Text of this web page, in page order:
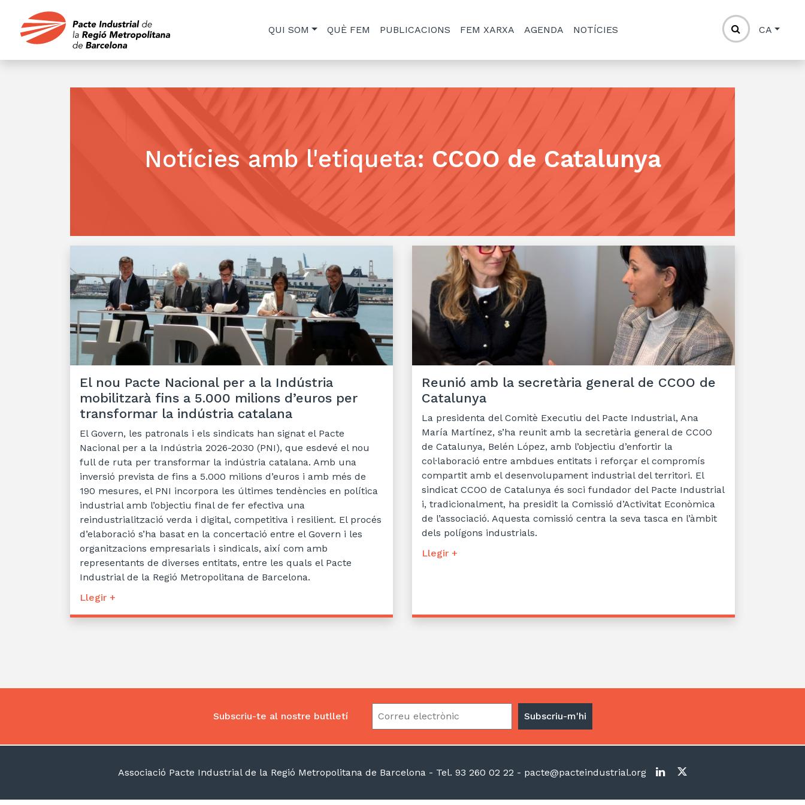
QUI SOM QUÈ FEM PUBLICACIONS FEM XARXA AGENDA NOTÍCIES CA
Notícies amb l'etiqueta: CCOO de Catalunya
El nou Pacte Nacional per a la Indústria
mobilitzarà fins a 5.000 milions d’euros per
transformar la indústria catalana
El Govern, les patronals i els sindicats han signat el Pacte
Nacional per a la Indústria 2026-2030 (PNI), que esdevé el nou
full de ruta per transformar la indústria catalana. Amb una
inversió prevista de fins a 5.000 milions d’euros i amb més de
190 mesures, el PNI incorpora les últimes tendències en política
industrial amb l’objectiu final de fer efectiva una
reindustrialització verda i digital, competitiva i resilient. El procés
d’elaboració s’ha basat en la concertació entre el Govern i les
organitzacions empresarials i sindicals, així com amb
representants de diverses entitats, entre les quals el Pacte
Industrial de la Regió Metropolitana de Barcelona.
Llegir +
Reunió amb la secretària general de CCOO de
Catalunya
La presidenta del Comitè Executiu del Pacte Industrial, Ana
María Martínez, s’ha reunit amb la secretària general de CCOO
de Catalunya, Belén López, amb l’objectiu d’enfortir la
col·laboració entre ambdues entitats i reforçar el compromís
compartit amb el desenvolupament industrial del territori. El
sindicat CCOO de Catalunya és soci fundador del Pacte Industrial
i, tradicionalment, ha presidit la Comissió d’Activitat Econòmica
de l’associació. Aquesta comissió centra la seva tasca en l’àmbit
dels polígons industrials.
Llegir +
Subscriu-te al nostre butlletí
Associació Pacte Industrial de la Regió Metropolitana de Barcelona - Tel. 93 260 02 22 - pacte@pacteindustrial.org